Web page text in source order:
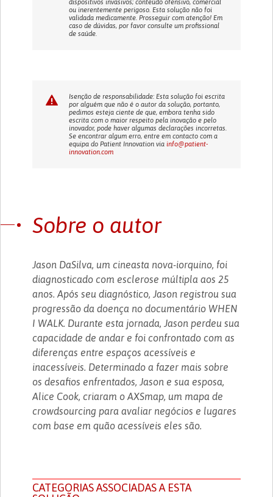
dispositivos invasivos; conteúdo ofensivo, comercial
ou inerentemente perigoso. Esta solução não foi
validada medicamente. Prosseguir com atenção! Em
caso de dúvidas, por favor consulte um profissional
de saúde.
Isenção de responsabilidade: Esta solução foi escrita
por alguém que não é o autor da solução, portanto,
pedimos esteja ciente de que, embora tenha sido
escrita com o maior respeito pela inovação e pelo
inovador, pode haver algumas declarações incorretas.
Se encontrar algum erro, entre em contacto com a
equipa do Patient Innovation viainfo@patient-
innovation.com
Sobre o autor
Jason DaSilva, um cineasta nova-iorquino, foi
diagnosticado com esclerose múltipla aos 25
anos. Após seu diagnóstico, Jason registrou sua
progressão da doença no documentário WHEN
I WALK. Durante esta jornada, Jason perdeu sua
capacidade de andar e foi confrontado com as
diferenças entre espaços acessíveis e
inacessíveis. Determinado a fazer mais sobre
os desafios enfrentados, Jason e sua esposa,
Alice Cook, criaram o AXSmap, um mapa de
crowdsourcing para avaliar negócios e lugares
com base em quão acessíveis eles são.
CATEGORIAS ASSOCIADAS A ESTA